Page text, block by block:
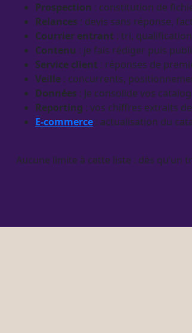
Prospection : constitution de
Relances : devis sans réponse,
Courrier entrant : tri, qualification
Contenu : je fais rédiger puis
Service client : réponses de
Veille : concurrents,
Données : Je consolide vos
Reporting : vos chiffres extraits
E-commerce : actualisation du
Aucune limite à cette liste : dès